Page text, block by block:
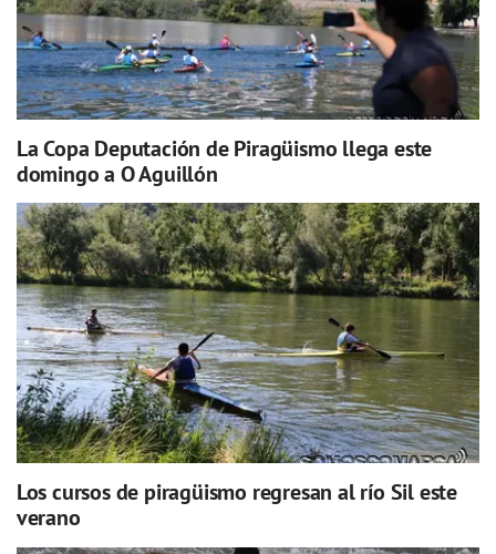
La Copa Deputación de Piragüismo llega este
domingo a O Aguillón
Los cursos de piragüismo regresan al río Sil este
verano